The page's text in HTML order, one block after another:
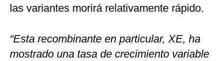
las variantes morirá relativamente rápido.
“Esta recombinante en particular, XE, ha
mostrado una tasa de crecimiento variable